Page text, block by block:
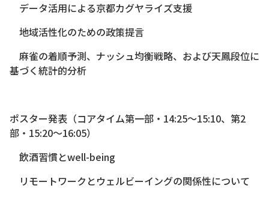
データ活用による京都カグヤライズ支援
地域活性化のための政策提言
麻雀の着順予測、ナッシュ均衡戦略、および天鳳段位に
基づく統計的分析
ポスター発表（コアタイム第一部・14:25～15:10、第2
部・15:20～16:05）
飲酒習慣とwell-being
リモートワークとウェルビーイングの関係性について